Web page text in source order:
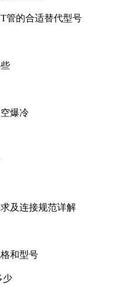
管的合适替代型号
爆冷
及连接规范详解
和型号
少